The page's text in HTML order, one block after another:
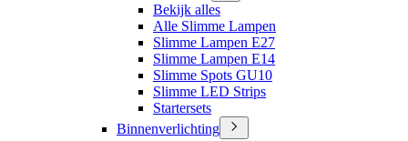
Bekijk alles
Alle Slimme Lampen
Slimme Lampen E27
Slimme Lampen E14
Slimme Spots GU10
Slimme LED Strips
Startersets
Binnenverlichting